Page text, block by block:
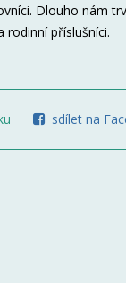
Dlouho nám
rodinní příslušníci.
sdílet na